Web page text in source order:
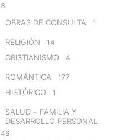
3
OBRAS DE CONSULTA 1
RELIGIÓN 14
CRISTIANISMO 4
ROMÁNTICA 177
HISTÓRICO 1
SALUD – FAMILIA Y
DESARROLLO PERSONAL
46